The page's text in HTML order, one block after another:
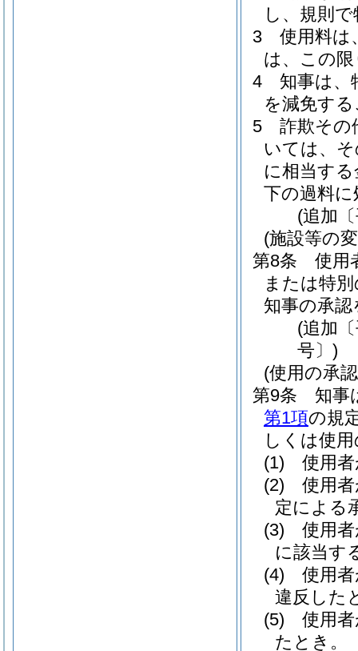
し、規則
3
使用料は
は、この
4
知事は、
を減免す
5
詐欺その
いては、
に相当す
下の過料
(追加
(施設等の
第8条
使用
または特
知事の承
(追加
号〕)
(使用の承
第9条
知事
第1項の規
しくは使
(1)
使用
(2)
使用
定による
(3)
使用
に該当す
(4)
使用
違反した
(5)
使用
たとき。